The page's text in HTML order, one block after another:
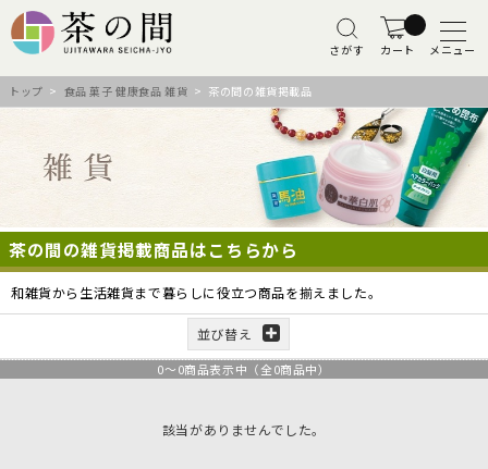
さがす カート メニュー
トップ > 食品 菓子 健康食品 雑貨 > 茶の間の雑貨掲載品
茶の間の雑貨掲載商品はこちらから
和雑貨から生活雑貨まで暮らしに役立つ商品を揃えました。
並び替え
0～0商品表示中（全0商品中）
該当がありませんでした。